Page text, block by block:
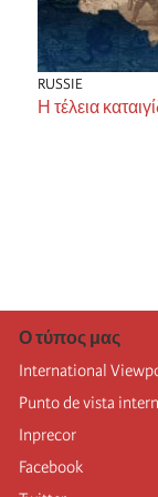
RUSSIE
Η τέλεια
Ο τύπος μας
International
Punto de vista
Inprecor
Facebook